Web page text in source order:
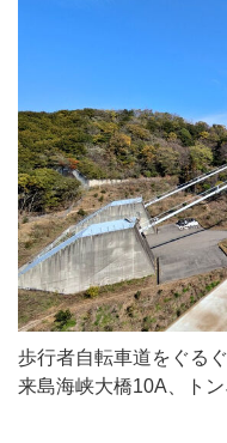
歩行者自転車道をぐる
来島海峡大橋10A、トン